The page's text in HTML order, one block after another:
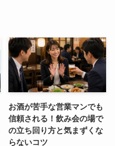
お酒が苦手な営業マンでも
信頼される！飲み会の場で
の立ち回り方と気まずくな
らないコツ